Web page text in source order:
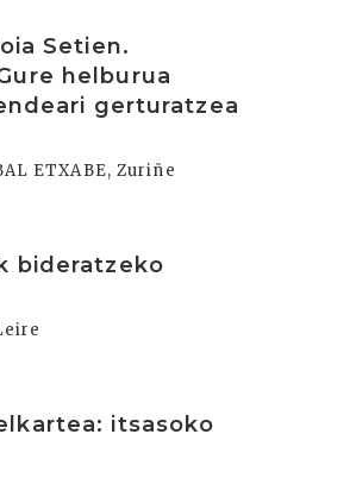
Setien.
helburua
gerturatzea
ETXABE, Zuriñe
bideratzeko
itsasoko